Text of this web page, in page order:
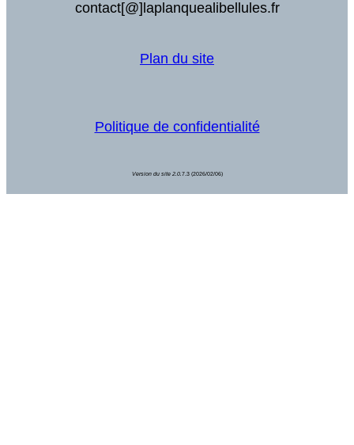
contact[@]laplanquealibellules.fr
Plan du site
Politique de confidentialité
Version du site 2.0. 7.3 (2026/02/06)